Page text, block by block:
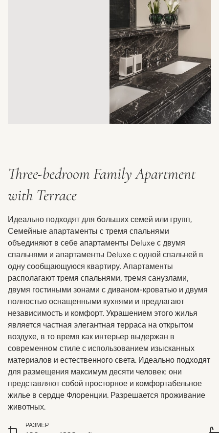
Three-bedroom Family Apartment
with Terrace
Идеально подходят для больших семей или групп,
Семейные апартаменты с тремя спальнями
объединяют в себе апартаменты Deluxe с двумя
спальнями и апартаменты Deluxe с одной спальней в
одну сообщающуюся квартиру. Апартаменты
располагают тремя спальнями, тремя санузлами,
двумя гостиными зонами с диваном-кроватью и двумя
полностью оснащенными кухнями и предлагают
независимость и комфорт. Украшением этого жилья
является частная элегантная терраса на открытом
воздухе, в то время как интерьер выдержан в
современном стиле с использованием изысканных
материалов и естественного света. Идеально подходят
для размещения максимум десяти человек: они
представляют собой просторное и комфортабельное
жилье в сердце Флоренции. Разрешается проживание
животных.
РАЗМЕР